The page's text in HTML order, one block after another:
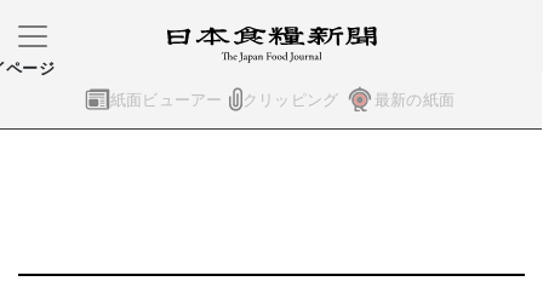
紙面ビューアー クリッピング 最新の紙面
ページ